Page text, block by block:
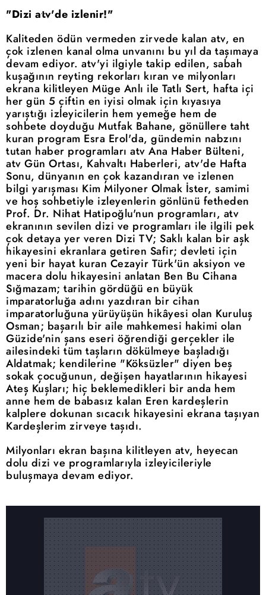
"Dizi atv'de izlenir!"
Kaliteden ödün vermeden zirvede kalan atv, en
çok izlenen kanal olma unvanını bu yıl da taşımaya
devam ediyor. atv'yi ilgiyle takip edilen, sabah
kuşağının reyting rekorları kıran ve milyonları
ekrana kilitleyen Müge Anlı ile Tatlı Sert, hafta içi
her gün 5 çiftin en iyisi olmak için kıyasıya
yarıştığı izleyicilerin hem yemeğe hem de
sohbete doyduğu Mutfak Bahane, gönüllere taht
kuran program Esra Erol'da, gündemin nabzını
tutan haber programları atv Ana Haber Bülteni,
atv Gün Ortası, Kahvaltı Haberleri, atv'de Hafta
Sonu, dünyanın en çok kazandıran ve izlenen
bilgi yarışması Kim Milyoner Olmak İster, samimi
ve hoş sohbetiyle izleyenlerin gönlünü fetheden
Prof. Dr. Nihat Hatipoğlu'nun programları, atv
ekranının sevilen dizi ve programları ile ilgili pek
çok detaya yer veren Dizi TV; Saklı kalan bir aşk
hikayesini ekranlara getiren Safir; devleti için
yeni bir hayat kuran Cezayir Türk'ün aksiyon ve
macera dolu hikayesini anlatan Ben Bu Cihana
Sığmazam; tarihin gördüğü en büyük
imparatorluğa adını yazdıran bir cihan
imparatorluğuna yürüyüşün hikâyesi olan Kuruluş
Osman; başarılı bir aile mahkemesi hakimi olan
Güzide'nin şans eseri öğrendiği gerçekler ile
ailesindeki tüm taşların dökülmeye başladığı
Aldatmak; kendilerine "Köksüzler" diyen beş
sokak çocuğunun, değişen hayatlarının hikayesi
Ateş Kuşları; hiç beklemedikleri bir anda hem
anne hem de babasız kalan Eren kardeşlerin
kalplere dokunan sıcacık hikayesini ekrana taşıyan
Kardeşlerim zirveye taşıdı.
Milyonları ekran başına kilitleyen atv, heyecan
dolu dizi ve programlarıyla izleyicileriyle
buluşmaya devam ediyor.